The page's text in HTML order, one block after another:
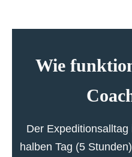
Wie
Der
halben Tag (5